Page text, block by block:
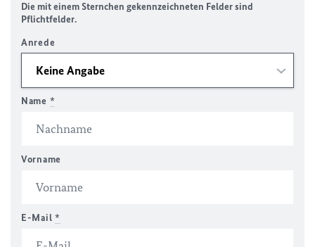
Die mit einem Sternchen gekennzeichneten Felder sind
Pflichtfelder.
Anrede
Name *
Vorname
E-Mail *